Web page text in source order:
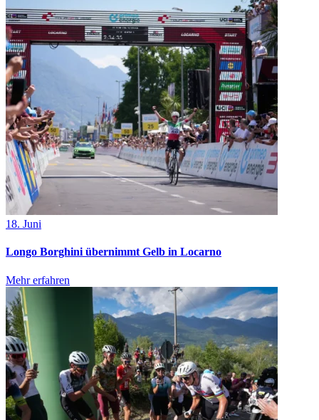
18. Juni
Longo Borghini übernimmt Gelb in Locarno
Mehr erfahren